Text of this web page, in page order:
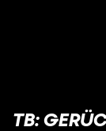
TB: